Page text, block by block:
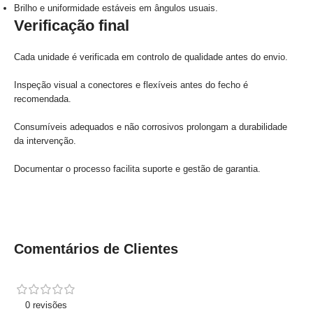
Brilho e uniformidade estáveis em ângulos usuais.
Verificação final
Cada unidade é verificada em controlo de qualidade antes do envio.
Inspeção visual a conectores e flexíveis antes do fecho é
recomendada.
Consumíveis adequados e não corrosivos prolongam a durabilidade
da intervenção.
Documentar o processo facilita suporte e gestão de garantia.
Comentários de Clientes
0 revisões